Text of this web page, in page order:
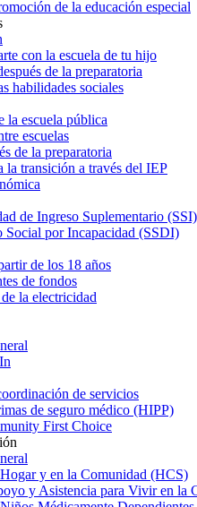
de la educación especial
con la escuela de tu hijo
de la preparatoria
habilidades sociales
la escuela pública
escuelas
de la preparatoria
la transición a través del IEP
de Ingreso Suplementario (SSI)
Social por Incapacidad (SSDI)
de los 18 años
de fondos
la electricidad
de servicios
de seguro médico (HIPP)
First Choice
y en la Comunidad (HCS)
y Asistencia para Vivir en la